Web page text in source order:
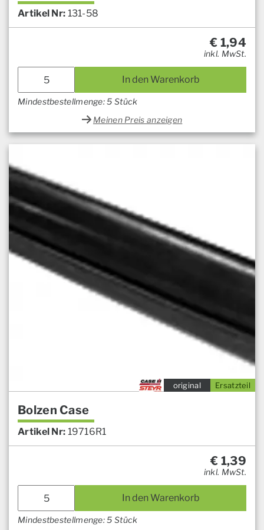
Artikel Nr: 131-58
€ 1,94
inkl. MwSt.
In den Warenkorb
Mindestbestellmenge: 5 Stück
Meinen Preis anzeigen
Ersatzteil
original
Bolzen Case
Artikel Nr: 19716R1
€ 1,39
inkl. MwSt.
In den Warenkorb
Mindestbestellmenge: 5 Stück